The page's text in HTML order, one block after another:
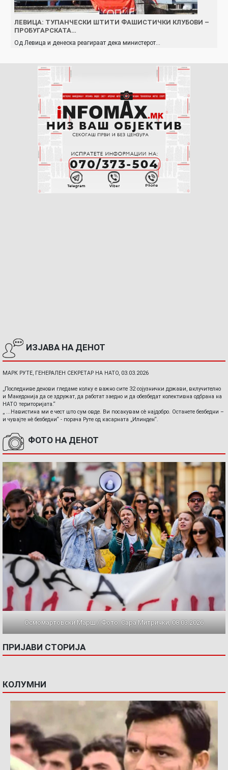
ЛЕВИЦА: ТУПАНЧЕСКИ ШТИТИ ФАШИСТИЧКИ КЛУБОВИ –
ПРОБУГАРСКАТА…
Од Левица и денеска реагираат дека министерот…
ИЗЈАВА НА ДЕНОТ
МАРК РУТЕ, ГЕНЕРАЛЕН СЕКРЕТАР НА НАТО, 03.03.2026
„Последниве денови гледаме колку е важно сите 32 сојузнички држави, вклучително
и Македонија да се здружат, да работат заедно и да обезбедат колективна одбрана на
НАТО територијата.“
„ ...Навистина ми е чест што сум овде. Ви посакувам сè најдобро. Останете безбедни –
и чувајте нè безбедни“ - порача Руте од касарната „Илинден“.
ФОТО НА ДЕНОТ
Осмомартовски Марш / Фото: Сара Митрички, 08.03.2026
ПРИЈАВИ СТОРИЈА
КОЛУМНИ